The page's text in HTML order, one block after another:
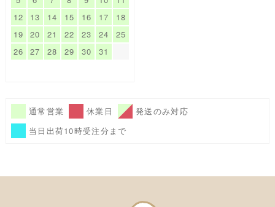
12
13 14 15 16 17
18
19
20 21 22 23 24
25
26
27 28 29 30 31
通常営業 休業日
発送のみ対応
当日出荷10時受注分まで